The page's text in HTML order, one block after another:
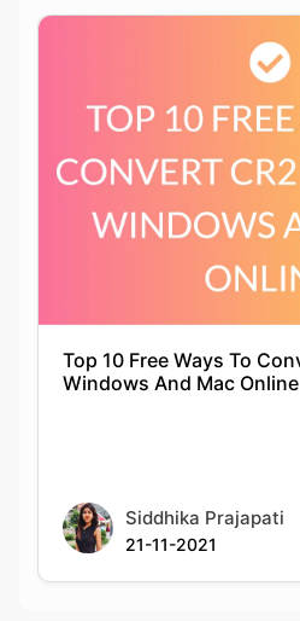
Windows And Mac Online